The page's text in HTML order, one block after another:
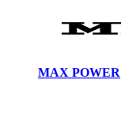
MAX POWER